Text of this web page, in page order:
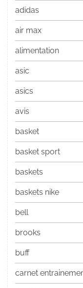
adidas
air max
alimentation
asic
asics
avis
basket
basket sport
baskets
baskets nike
bell
brooks
buff
carnet